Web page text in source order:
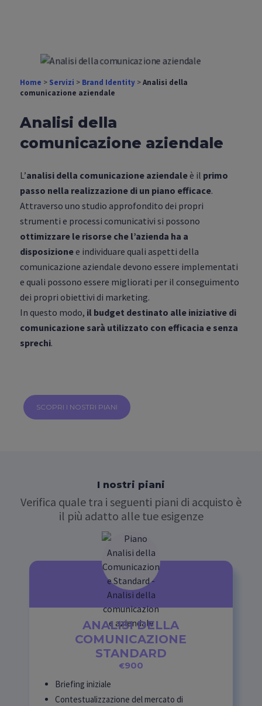
Home > Servizi > Brand Identity >Analisi della
comunicazione aziendale
Analisi della
comunicazione aziendale
L’analisi della comunicazione aziendaleè il primo
passo nella realizzazione di un piano efficace.
Attraverso uno studio approfondito dei propri
strumenti e processi comunicativi si possono
ottimizzare le risorse che l’azienda ha a
disposizionee individuare quali aspetti della
comunicazione aziendale devono essere implementati
e quali possono essere migliorati per il conseguimento
dei propri obiettivi di marketing.
In questo modo, il budget destinato alle iniziative di
comunicazione sarà utilizzato con efficacia e senza
sprechi.
SCOPRI I NOSTRI PIANI
I nostri piani
Verifica quale tra i seguenti piani di acquisto è
il più adatto alle tue esigenze
ANALISI DELLA
COMUNICAZIONE
STANDARD
€900
Briefing iniziale
Contestualizzazione del mercato di